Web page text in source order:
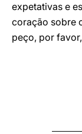
expetativas e
coração sobre
peço, por